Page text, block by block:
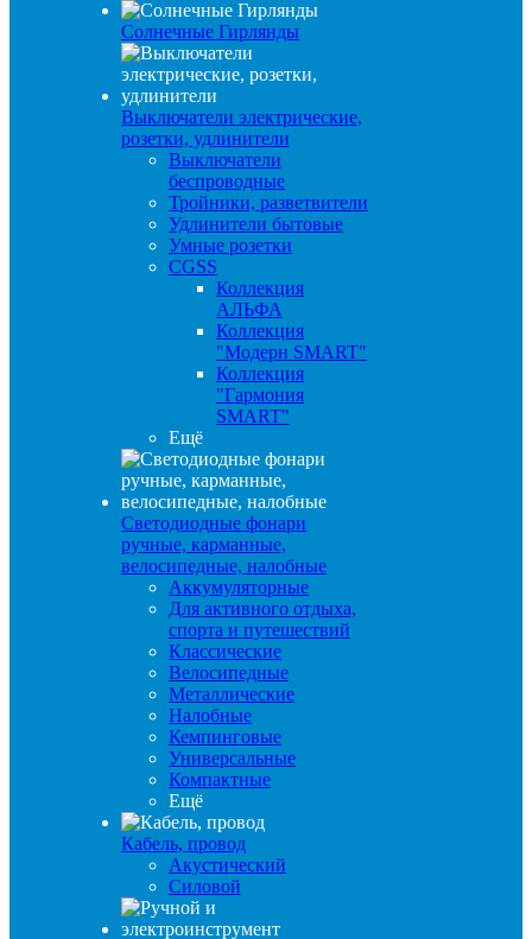
Солнечные Гирлянды
Выключатели электрические,
розетки, удлинители
Выключатели
беспроводные
Тройники, разветвители
Удлинители бытовые
Умные розетки
CGSS
Коллекция
АЛЬФА
Коллекция
"Модерн SMART"
Коллекция
"Гармония
SMART"
Ещё
Светодиодные фонари
ручные, карманные,
велосипедные, налобные
Аккумуляторные
Для активного отдыха,
спорта и путешествий
Классические
Велосипедные
Металлические
Налобные
Кемпинговые
Универсальные
Компактные
Ещё
Кабель, провод
Акустический
Силовой